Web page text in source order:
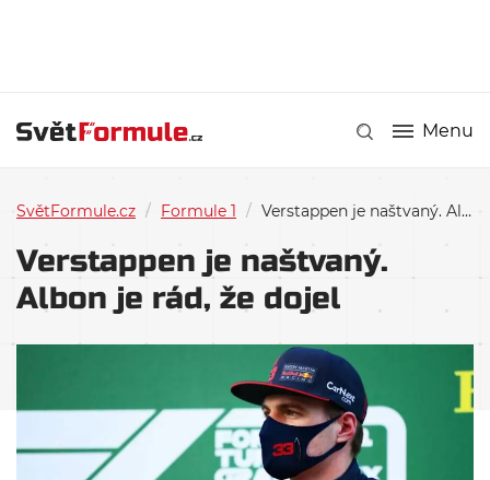
Menu
SvětFormule.cz / Formule 1 / Verstappen je naštvaný. Albon je rád, že dojel
Verstappen je naštvaný.
Albon je rád, že dojel